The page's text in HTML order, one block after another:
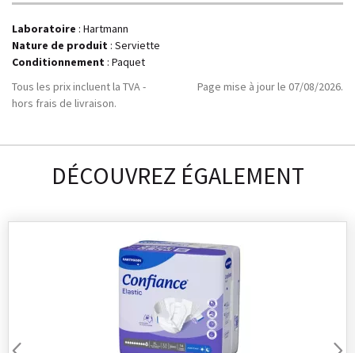
Laboratoire : Hartmann
Nature de produit : Serviette
Conditionnement : Paquet
Tous les prix incluent la TVA -
hors frais de livraison.
Page mise à jour le 07/08/2026.
DÉCOUVREZ ÉGALEMENT